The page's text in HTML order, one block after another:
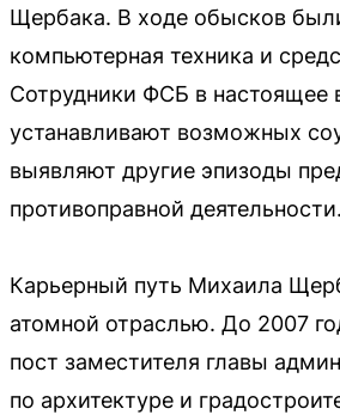
Щербака. В ходе обысков
компьютерная техника и
Сотрудники ФСБ в настоящее
устанавливают возможных
выявляют другие эпизоды
противоправной деятельности.
Карьерный путь Михаила
атомной отраслью. До 2007
пост заместителя главы
по архитектуре и